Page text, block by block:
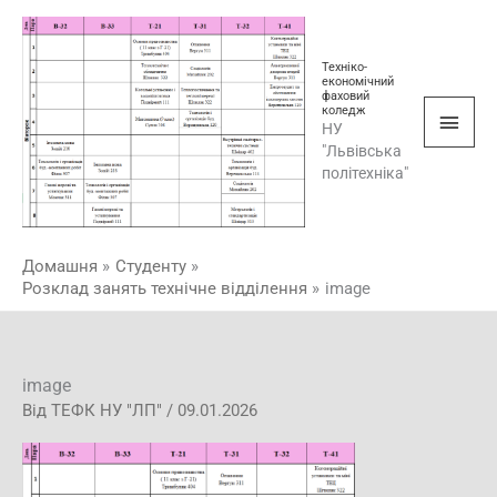
Перейти
вмісту
Техніко-
економічний
фаховий
коледж
НУ
"Львівська
політехніка"
Домашня
Студенту
Розклад занять технічне відділення
image
image
Від ТЕФК НУ "ЛП" / 09.01.2026